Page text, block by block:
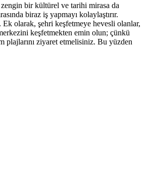
bir kültürel ve tarihi mirasa da
biraz iş yapmayı kolaylaştırır.
olarak, şehri keşfetmeye hevesli olanlar,
keşfetmekten emin olun; çünkü
plajlarını ziyaret etmelisiniz. Bu yüzden